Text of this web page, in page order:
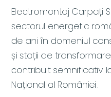
Electromontaj Carpați
sectorul energetic
de ani în domeniul
și stații de
contribuit semnificativ
Național al României.